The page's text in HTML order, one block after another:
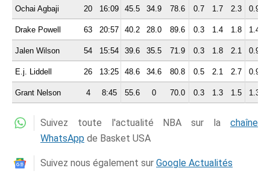
Ochai Agbaji 20 16:09 45.5 34.9 78.6 0.7 1.7 2.3 0.9
Drake Powell 63 20:57 40.2 28.0 89.6 0.3 1.4 1.8 1.4
Jalen Wilson 54 15:54 39.6 35.5 71.9 0.3 1.8 2.1 0.9
E.j. Liddell 26 13:25 48.6 34.6 80.8 0.5 2.1 2.7 0.9
Grant Nelson 4 8:45 55.6 0 70.0 0.3 1.3 1.5 1.3
Suivez toute l'actualité NBA sur la chaîne
WhatsApp de Basket USA
Suivez nous également sur Google Actualités